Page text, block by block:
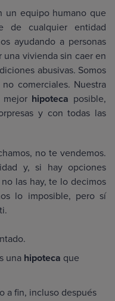
un equipo humano que
de cualquier entidad
ayudando a personas
vivienda sin caer en
abusivas. Somos
comerciales. Nuestra
hipoteca posible,
y con todas las
no te vendemos.
y, si hay opciones
las hay, te lo decimos
lo imposible, pero sí
una hipoteca que
a fin, incluso después